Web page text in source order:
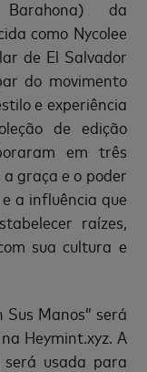
da
como Nycolee
de El Salvador
do movimento
e experiência
de edição
em três
graça e o poder
a influência que
raízes,
sua cultura e
Manos” será
Heymint.xyz. A
usada para